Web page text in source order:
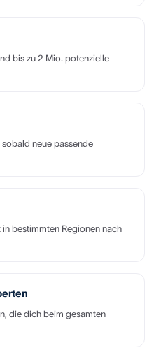
bis zu 2 Mio. potenzielle
neue passende
bestimmten Regionen nach
die dich beim gesamten